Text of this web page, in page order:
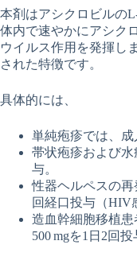
本剤はアシクロビルの
体内で速やかにアシク
ウイルス作用を発揮し
された特徴です。
具体的には、
単純疱疹では、成
帯状疱疹および水
与。
性器ヘルペスの再
回経口投与（HIV
造血幹細胞移植
500 mgを1日2回投